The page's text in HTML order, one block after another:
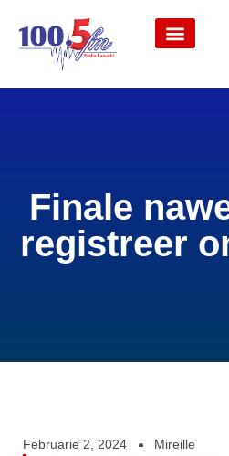
Finale
registreer
Februarie 2, 2024 Mireille